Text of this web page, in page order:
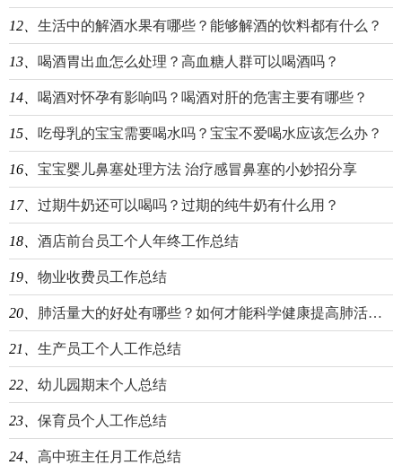
12、 生活中的解酒水果有哪些？能够解酒的饮料都有什么？
13、 喝酒胃出血怎么处理？高血糖人群可以喝酒吗？
14、 喝酒对怀孕有影响吗？喝酒对肝的危害主要有哪些？
15、 吃母乳的宝宝需要喝水吗？宝宝不爱喝水应该怎么办？
16、 宝宝婴儿鼻塞处理方法 治疗感冒鼻塞的小妙招分享
17、 过期牛奶还可以喝吗？过期的纯牛奶有什么用？
18、 酒店前台员工个人年终工作总结
19、 物业收费员工作总结
20、 肺活量大的好处有哪些？如何才能科学健康提高肺活量？
21、 生产员工个人工作总结
22、 幼儿园期末个人总结
23、 保育员个人工作总结
24、 高中班主任月工作总结